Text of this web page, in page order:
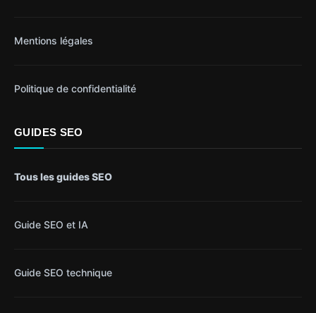
Mentions légales
Politique de confidentialité
GUIDES SEO
Tous les guides SEO
Guide SEO et IA
Guide SEO technique